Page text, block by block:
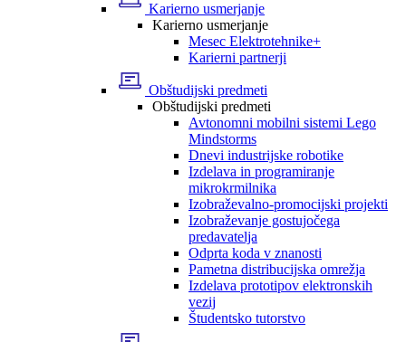
Karierno usmerjanje
Karierno usmerjanje
Mesec Elektrotehnike+
Karierni partnerji
Obštudijski predmeti
Obštudijski predmeti
Avtonomni mobilni sistemi Lego
Mindstorms
Dnevi industrijske robotike
Izdelava in programiranje
mikrokrmilnika
Izobraževalno-promocijski projekti
Izobraževanje gostujočega
predavatelja
Odprta koda v znanosti
Pametna distribucijska omrežja
Izdelava prototipov elektronskih
vezij
Študentsko tutorstvo